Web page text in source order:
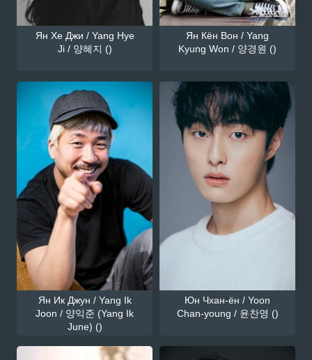
Ян Хе Джи / Yang Hye
Ji / 양혜지 ()
Ян Кён Вон / Yang
Kyung Won / 양경원 ()
Ян Ик Джун / Yang Ik
Joon / 양익준 (Yang Ik
June) ()
Юн Чхан-ён / Yoon
Chan-young / 윤찬영 ()